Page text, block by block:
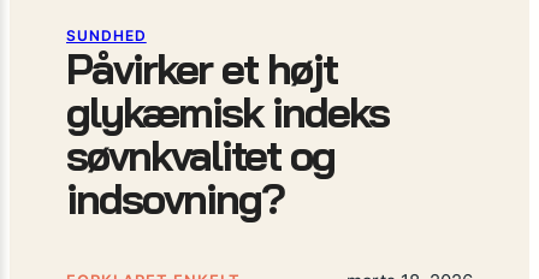
SUNDHED
Påvirker et højt
glykæmisk indeks
søvnkvalitet og
indsovning?